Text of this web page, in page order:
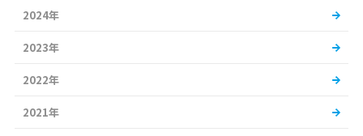
2024年
2023年
2022年
2021年